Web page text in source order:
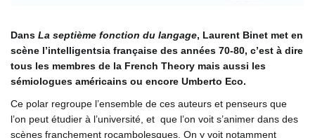
Dans La septième fonction du langage, Laurent Binet met en
scène l’intelligentsia française des années 70-80, c’est à dire
tous les membres de la French Theory mais aussi les
sémiologues américains ou encore Umberto Eco.
Ce polar regroupe l’ensemble de ces auteurs et penseurs que
l’on peut étudier à l’université, et que l’on voit s’animer dans des
scènes franchement rocambolesques. On y voit notamment